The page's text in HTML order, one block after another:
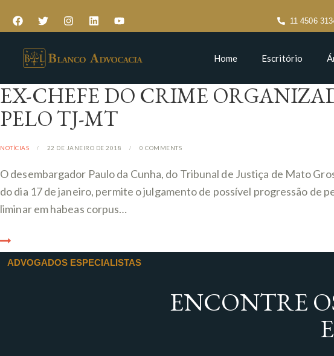
11 4506
Home Escritório
EX-CHEFE DO CRIME
PELO TJ-MT
NOTÍCIAS 22 DE JANEIRO DE 2018 0 COMMENTS
O desembargador Paulo da Cunha, do Tribunal de Justiça de Mato
do dia 17 de janeiro, permite o julgamento de possível progressão de
liminar em habeas corpus…
ADVOGADOS ESPECIALISTAS
ENCONTRE